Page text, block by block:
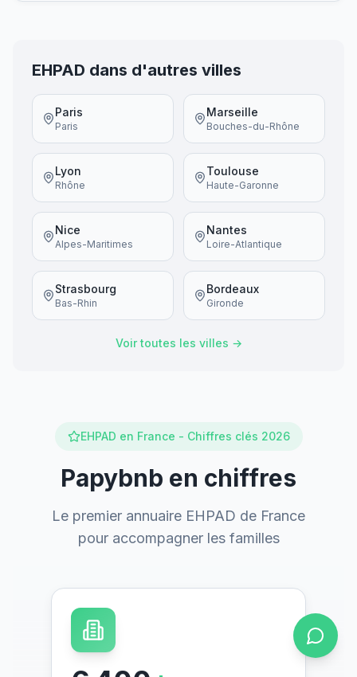
EHPAD dans d'autres villes
Paris
Paris
Marseille
Bouches-du-Rhône
Lyon
Rhône
Toulouse
Haute-Garonne
Nice
Alpes-Maritimes
Nantes
Loire-Atlantique
Strasbourg
Bas-Rhin
Bordeaux
Gironde
Voir toutes les villes →
EHPAD en France - Chiffres clés 2026
Papybnb en chiffres
Le premier annuaire EHPAD de France
pour accompagner les familles